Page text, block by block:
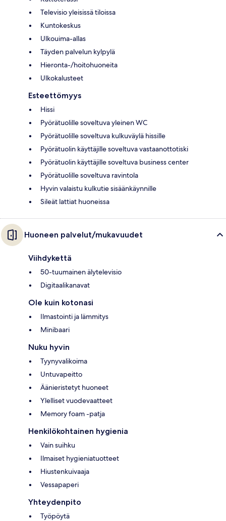
Televisio yleisissä tiloissa
Kuntokeskus
Ulkouima-allas
Täyden palvelun kylpylä
Hieronta-/hoitohuoneita
Ulkokalusteet
Esteettömyys
Hissi
Pyörätuolille soveltuva yleinen WC
Pyörätuolille soveltuva kulkuväylä hissille
Pyörätuolin käyttäjille soveltuva vastaanottotiski
Pyörätuolin käyttäjille soveltuva business center
Pyörätuolille soveltuva ravintola
Hyvin valaistu kulkutie sisäänkäynnille
Sileät lattiat huoneissa
Huoneen palvelut/mukavuudet
Viihdykettä
50-tuumainen älytelevisio
Digitaalikanavat
Ole kuin kotonasi
Ilmastointi ja lämmitys
Minibaari
Nuku hyvin
Tyynyvalikoima
Untuvapeitto
Äänieristetyt huoneet
Ylelliset vuodevaatteet
Memory foam -patja
Henkilökohtainen hygienia
Vain suihku
Ilmaiset hygieniatuotteet
Hiustenkuivaaja
Vessapaperi
Yhteydenpito
Työpöytä